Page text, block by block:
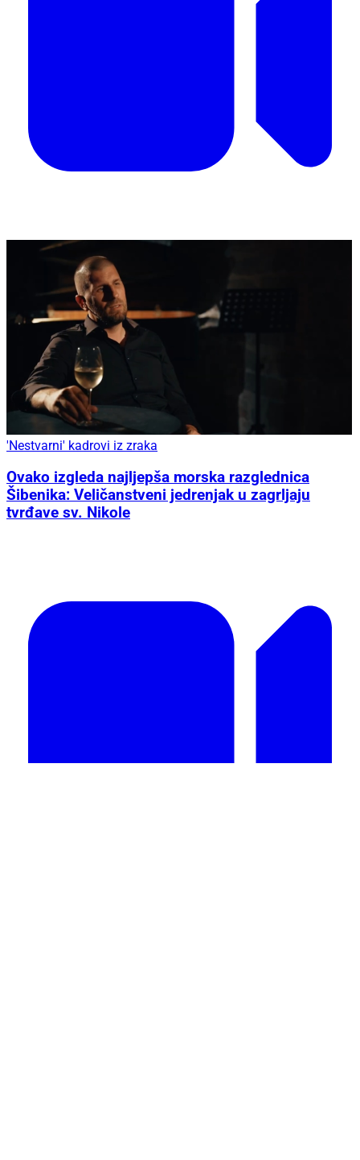
'Nestvarni' kadrovi iz zraka
Ovako izgleda najljepša morska razglednica
Šibenika: Veličanstveni jedrenjak u zagrljaju
tvrđave sv. Nikole